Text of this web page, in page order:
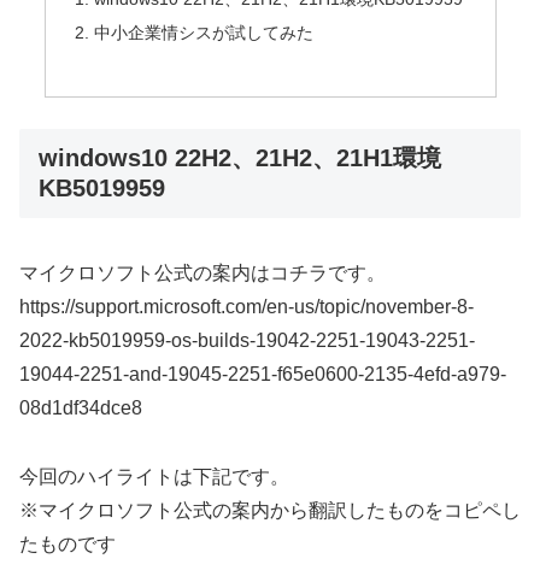
中小企業情シスが試してみた
windows10 22H2、21H2、21H1環境
KB5019959
マイクロソフト公式の案内はコチラです。
https://support.microsoft.com/en-us/topic/november-8-
2022-kb5019959-os-builds-19042-2251-19043-2251-
19044-2251-and-19045-2251-f65e0600-2135-4efd-a979-
08d1df34dce8
今回のハイライトは下記です。
※マイクロソフト公式の案内から翻訳したものをコピペし
たものです